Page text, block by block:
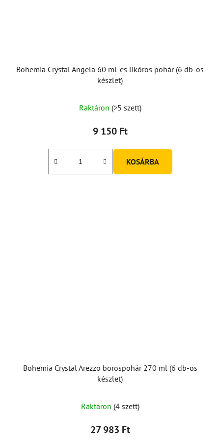
Bohemia Crystal Angela 60 ml-es likőrös pohár (6 db-os
készlet)
Raktáron (>5 szett)
9 150 Ft
KOSÁRBA
Bohemia Crystal Arezzo borospohár 270 ml (6 db-os
készlet)
Raktáron (4 szett)
27 983 Ft